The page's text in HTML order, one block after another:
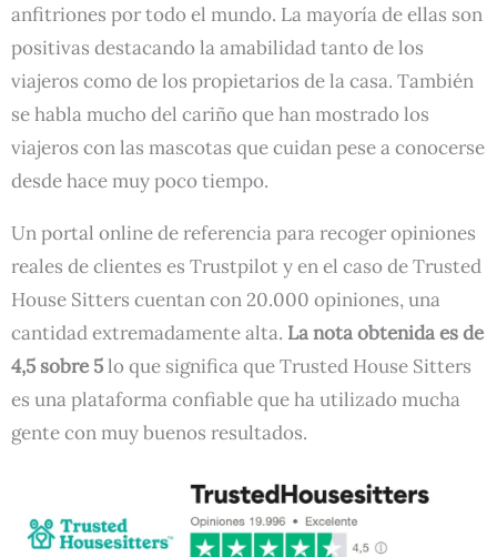
anfitriones por todo el mundo. La mayoría de ellas son
positivas destacando la amabilidad tanto de los
viajeros como de los propietarios de la casa. También
se habla mucho del cariño que han mostrado los
viajeros con las mascotas que cuidan pese a conocerse
desde hace muy poco tiempo.
Un portal online de referencia para recoger opiniones
reales de clientes es Trustpilot y en el caso de Trusted
House Sitters cuentan con 20.000 opiniones, una
cantidad extremadamente alta. La nota obtenida es de
4,5 sobre 5lo que significa que Trusted House Sitters
es una plataforma confiable que ha utilizado mucha
gente con muy buenos resultados.